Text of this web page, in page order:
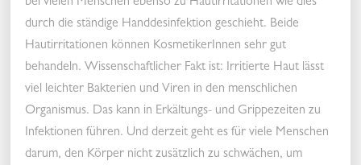
durch die ständige Handdesinfektion geschieht. Beide
Hautirritationen können KosmetikerInnen sehr gut
behandeln. Wissenschaftlicher Fakt ist: Irritierte Haut lässt
viel leichter Bakterien und Viren in den menschlichen
Organismus. Das kann in Erkältungs- und Grippezeiten zu
Infektionen führen. Und derzeit geht es für viele Menschen
darum, den Körper nicht zusätzlich zu schwächen, um